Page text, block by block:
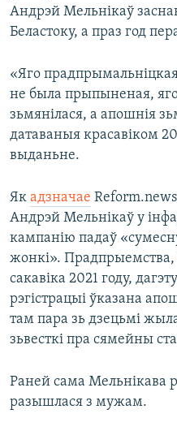
Андрэй Мельнікаў
Беластоку, а праз год
«Яго
не была прыпыненая,
зьмянілася, а апошнія
датаваныя красавіком
выданьне.
Як адзначае
Андрэй Мельнікаў у
кампанію падаў
жонкі». Прадпрыемства,
сакавіка 2021 году,
рэгістрацыі ўказана
там пара зь дзецьмі
зьвесткі пра сямейны
Раней сама Мельнікава
разышлася з мужам.